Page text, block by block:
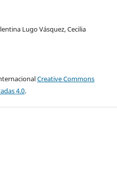
Lugo Vásquez, Cecilia
Creative Commons
4.0.